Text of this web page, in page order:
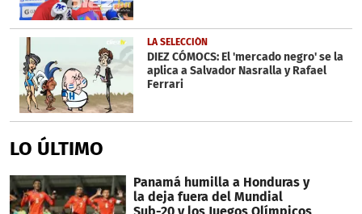
LA SELECCIÓN
DIEZ CÓMOCS: El 'mercado negro' se la
aplica a Salvador Nasralla y Rafael
Ferrari
LO ÚLTIMO
Panamá humilla a Honduras y
la deja fuera del Mundial
Sub-20 y los Juegos Olímpicos